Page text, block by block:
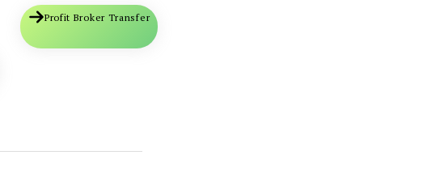
Profit Broker Transfer